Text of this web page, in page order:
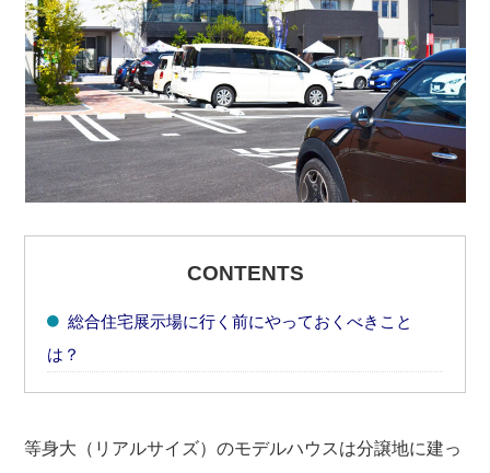
CONTENTS
総合住宅展示場に行く前にやっておくべきこと
は？
等身大（リアルサイズ）のモデルハウスは分譲地に建っ